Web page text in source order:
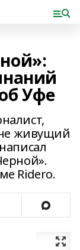
Уфе
живущий
Ridero.